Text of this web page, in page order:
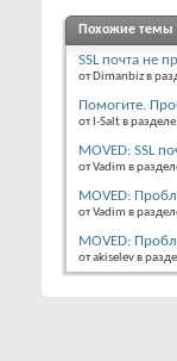
Похожие темы
SSL почта не
от Dimanbiz в
Помогите.
от I-Salt в
MOVED: SSL
от Vadim в
MOVED:
от Vadim в
MOVED:
от akiselev в